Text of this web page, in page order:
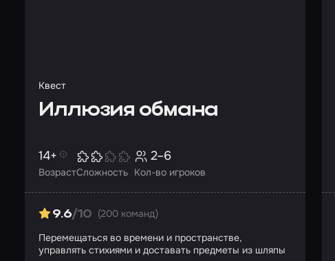
Квест
Иллюзия обмана
Возраст
14+
Сложность Кол-во игроков
2–6
9.6/10 (200 команд)
Перемещаться во времени и пространстве,
управлять стихиями и доставать предметы из шляпы